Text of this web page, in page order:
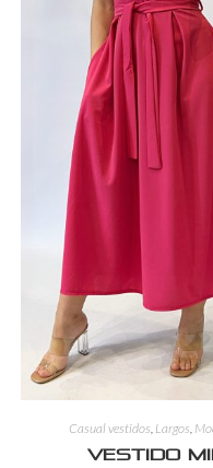
Casual vestidos, Largos,
Vestido